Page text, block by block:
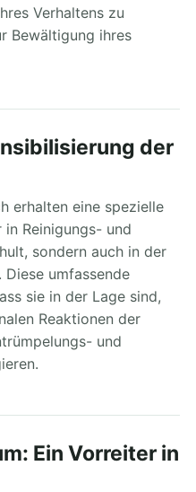
Verhaltens zu
Bewältigung ihres
der
erhalten eine spezielle
Reinigungs- und
sondern auch in der
umfassende
sie in der Lage sind,
Reaktionen der
und
Ein Vorreiter in